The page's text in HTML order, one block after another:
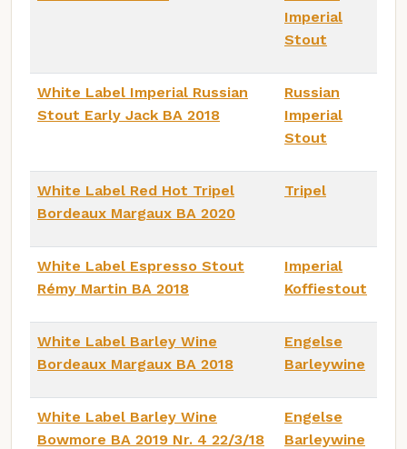
Imperial
Stout
White Label Imperial Russian
Stout Early Jack BA 2018
Russian
Imperial
Stout
White Label Red Hot Tripel
Bordeaux Margaux BA 2020
Tripel
White Label Espresso Stout
Rémy Martin BA 2018
Imperial
Koffiestout
White Label Barley Wine
Bordeaux Margaux BA 2018
Engelse
Barleywine
White Label Barley Wine
Bowmore BA 2019 Nr. 4 22/3/18
Engelse
Barleywine